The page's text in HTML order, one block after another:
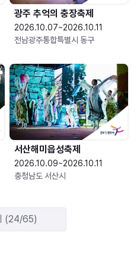
광주 추억의 충장축제
2026.10.07~2026.10.11
전남광주통합특별시 동구
서산해미읍성축제
2026.10.09~2026.10.11
충청남도 서산시
(24/65)